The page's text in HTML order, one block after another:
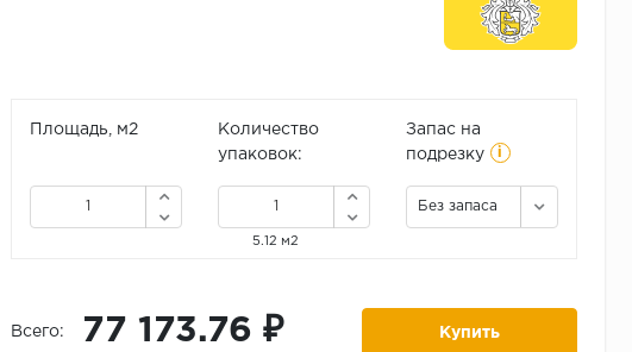
Площадь, м2
Количество
упаковок:
5.12 м2
Запас на
подрезку
i
Без запаса
Всего: 77 173.76 ₽ Купить